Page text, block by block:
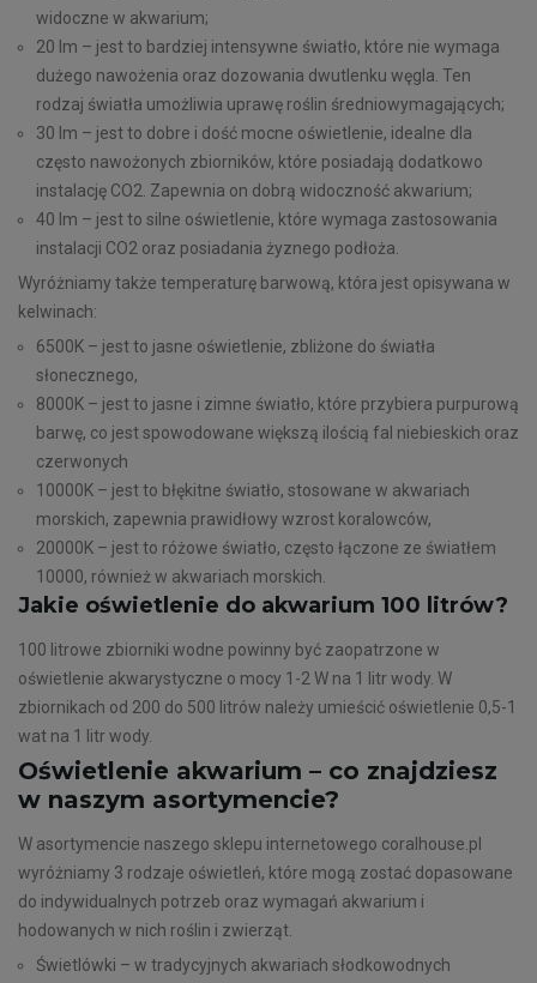
widoczne w akwarium;
20 lm – jest to bardziej intensywne światło, które nie wymaga
dużego nawożenia oraz dozowania dwutlenku węgla. Ten
rodzaj światła umożliwia uprawę roślin średniowymagających;
30 lm – jest to dobre i dość mocne oświetlenie, idealne dla
często nawożonych zbiorników, które posiadają dodatkowo
instalację CO2. Zapewnia on dobrą widoczność akwarium;
40 lm – jest to silne oświetlenie, które wymaga zastosowania
instalacji CO2 oraz posiadania żyznego podłoża.
Wyróżniamy także temperaturę barwową, która jest opisywana w
kelwinach:
6500K – jest to jasne oświetlenie, zbliżone do światła
słonecznego,
8000K – jest to jasne i zimne światło, które przybiera purpurową
barwę, co jest spowodowane większą ilością fal niebieskich oraz
czerwonych
10000K – jest to błękitne światło, stosowane w akwariach
morskich, zapewnia prawidłowy wzrost koralowców,
20000K – jest to różowe światło, często łączone ze światłem
10000, również w akwariach morskich.
Jakie oświetlenie do akwarium 100 litrów?
100 litrowe zbiorniki wodne powinny być zaopatrzone w
oświetlenie akwarystyczne o mocy 1-2 W na 1 litr wody. W
zbiornikach od 200 do 500 litrów należy umieścić oświetlenie 0,5-1
wat na 1 litr wody.
Oświetlenie akwarium – co znajdziesz
w naszym asortymencie?
W asortymencie naszego sklepu internetowego coralhouse.pl
wyróżniamy 3 rodzaje oświetleń, które mogą zostać dopasowane
do indywidualnych potrzeb oraz wymagań akwarium i
hodowanych w nich roślin i zwierząt.
Świetlówki – w tradycyjnych akwariach słodkowodnych